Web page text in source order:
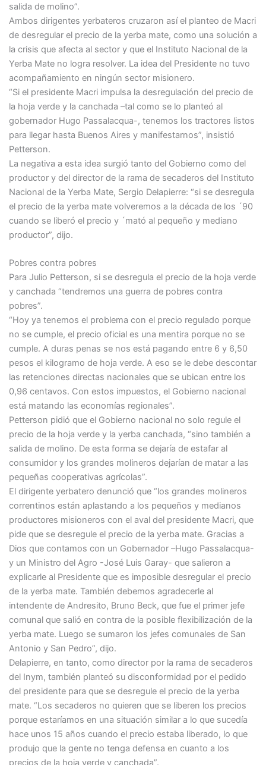
salida de molino”.
Ambos dirigentes yerbateros cruzaron así el planteo de Macri
de desregular el precio de la yerba mate, como una solución a
la crisis que afecta al sector y que el Instituto Nacional de la
Yerba Mate no logra resolver. La idea del Presidente no tuvo
acompañamiento en ningún sector misionero.
“Si el presidente Macri impulsa la desregulación del precio de
la hoja verde y la canchada –tal como se lo planteó al
gobernador Hugo Passalacqua-, tenemos los tractores listos
para llegar hasta Buenos Aires y manifestarnos”, insistió
Petterson.
La negativa a esta idea surgió tanto del Gobierno como del
productor y del director de la rama de secaderos del Instituto
Nacional de la Yerba Mate, Sergio Delapierre: “si se desregula
el precio de la yerba mate volveremos a la década de los ´90
cuando se liberó el precio y ´mató al pequeño y mediano
productor”, dijo.
Pobres contra pobres
Para Julio Petterson, si se desregula el precio de la hoja verde
y canchada “tendremos una guerra de pobres contra
pobres”.
“Hoy ya tenemos el problema con el precio regulado porque
no se cumple, el precio oficial es una mentira porque no se
cumple. A duras penas se nos está pagando entre 6 y 6,50
pesos el kilogramo de hoja verde. A eso se le debe descontar
las retenciones directas nacionales que se ubican entre los
0,96 centavos. Con estos impuestos, el Gobierno nacional
está matando las economías regionales”.
Petterson pidió que el Gobierno nacional no solo regule el
precio de la hoja verde y la yerba canchada, “sino también a
salida de molino. De esta forma se dejaría de estafar al
consumidor y los grandes molineros dejarían de matar a las
pequeñas cooperativas agrícolas”.
El dirigente yerbatero denunció que “los grandes molineros
correntinos están aplastando a los pequeños y medianos
productores misioneros con el aval del presidente Macri, que
pide que se desregule el precio de la yerba mate. Gracias a
Dios que contamos con un Gobernador –Hugo Passalacqua-
y un Ministro del Agro -José Luis Garay- que salieron a
explicarle al Presidente que es imposible desregular el precio
de la yerba mate. También debemos agradecerle al
intendente de Andresito, Bruno Beck, que fue el primer jefe
comunal que salió en contra de la posible flexibilización de la
yerba mate. Luego se sumaron los jefes comunales de San
Antonio y San Pedro”, dijo.
Delapierre, en tanto, como director por la rama de secaderos
del Inym, también planteó su disconformidad por el pedido
del presidente para que se desregule el precio de la yerba
mate. “Los secaderos no quieren que se liberen los precios
porque estaríamos en una situación similar a lo que sucedía
hace unos 15 años cuando el precio estaba liberado, lo que
produjo que la gente no tenga defensa en cuanto a los
precios de la hoja verde y canchada”.